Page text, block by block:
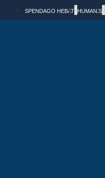
SPENDAGO HEBAT HUMANIS